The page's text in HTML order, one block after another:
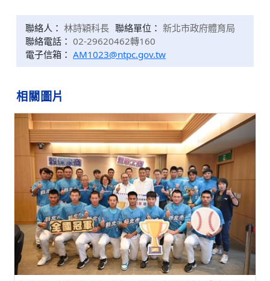
聯絡人： 林詩穎科長 聯絡單位： 新北市政府體育局
聯絡電話： 02-29620462轉160
電子信箱： AM1023@ntpc.gov.tw
相關圖片